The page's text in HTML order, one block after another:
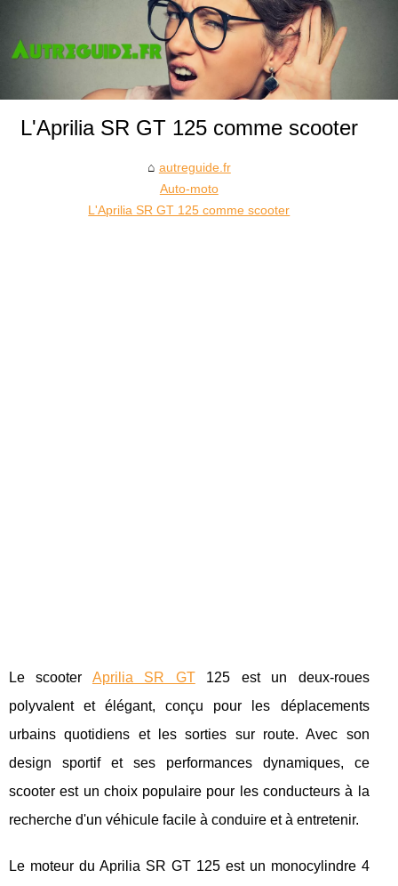
L'Aprilia SR GT 125 comme scooter
autreguide.fr
Auto-moto
L'Aprilia SR GT 125 comme scooter
Le scooter Aprilia SR GT125 est un deux-roues
polyvalent et élégant, conçu pour les déplacements
urbains quotidiens et les sorties sur route. Avec son
design sportif et ses performances dynamiques, ce
scooter est un choix populaire pour les conducteurs à la
recherche d'un véhicule facile à conduire et à entretenir.
Le moteur du Aprilia SR GT 125 est un monocylindre 4